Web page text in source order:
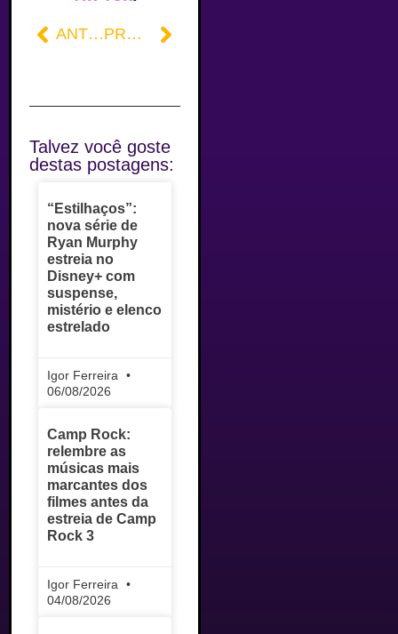
ANTERIOR PRÓXIMO
Talvez você goste
destas postagens:
“Estilhaços”:
nova série de
Ryan Murphy
estreia no
Disney+ com
suspense,
mistério e elenco
estrelado
Igor Ferreira
06/08/2026
Camp Rock:
relembre as
músicas mais
marcantes dos
filmes antes da
estreia de Camp
Rock 3
Igor Ferreira
04/08/2026